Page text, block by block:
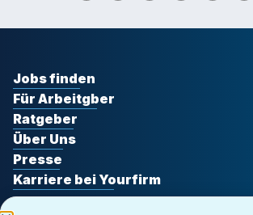
Jobs finden
Für Arbeitgber
Ratgeber
Über Uns
Presse
Karriere bei Yourfirm